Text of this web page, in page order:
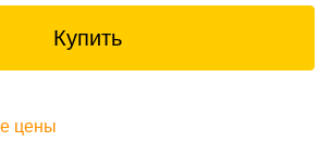
Купить
цены